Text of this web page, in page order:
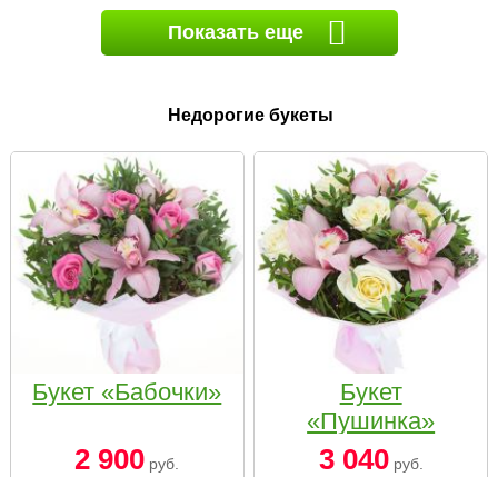
Показать еще
Недорогие букеты
Букет «Бабочки»
2 900 руб.
Букет
«Пушинка»
3 040руб.